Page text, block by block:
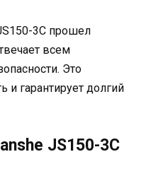
3C прошел
всем
Это
и гарантирует долгий
JS150-3C